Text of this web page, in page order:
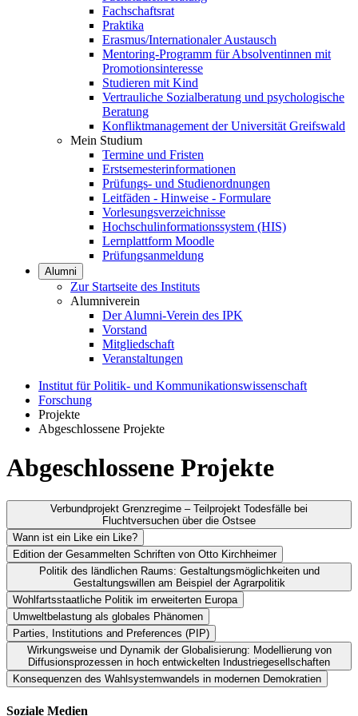
Fachschaftsrat
Praktika
Erasmus/Internationaler Austausch
Mentoring-Programm für Absolventinnen mit
Promotionsinteresse
Studieren mit Kind
Vertrauliche Sozialberatung und psychologische
Beratung
Konfliktmanagement der Universität Greifswald
Mein Studium
Termine und Fristen
Erstsemesterinformationen
Prüfungs- und Studienordnungen
Leitfäden - Hinweise - Formulare
Vorlesungsverzeichnisse
Hochschulinformationssystem (HIS)
Lernplattform Moodle
Prüfungsanmeldung
Alumni
Zur Startseite des Instituts
Alumniverein
Der Alumni-Verein des IPK
Vorstand
Mitgliedschaft
Veranstaltungen
Institut für Politik- und Kommunikationswissenschaft
Forschung
Projekte
Abgeschlossene Projekte
Abgeschlossene Projekte
Verbundprojekt Grenzregime – Teilprojekt Todesfälle bei
Fluchtversuchen über die Ostsee
Das Forschungsprojekt „Todesfälle bei Fluchtversuchen über die
Ostsee“ ist Teil des durch das Bundesministerium für Bildung und
Forschung gefördertenVerbundprojektes „Grenzregime“, das
zusammen mit derer Freien Universität Berlin und der Universität
Potsdam durchgeführt wird.
Das Teilprojekt an der Universität Greifswald führt Recherchen zu
den Opfern des DDR-Grenzregimes an der Ostsee durch. Über die
Zahl der bei Fluchtversuchen in der Ostsee ertrunkenen DDR-
Flüchtlinge liegen bislang nur unvollständige Angaben vor. Dieses
Forschungsprojekt soll diese Lücke schließen. Die Auswertung des
in Archiven aus Ost- und Westdeutschland, Dänemark und
Wann ist ein Like ein Like?
Wann ist ein Like ein Like?
Datengenerierende Prozesse in der
Online-Kommunikation
Gefördert durch die Deutsche Forschungsgemeinschaft. Laufzeit:
2019-2022.
Forschungsfrage: Welche unterschiedlichen Qualitäten,
Entstehungskontexte und Prozesse liegen den Beziehungsstrukturen
Edition der Gesammelten Schriften von Otto Kirchheimer
Edition der Gesammelten
Schriften von Otto
Kirchheimer
Projektzeitraum: 2015-2018
Politik des ländlichen Raums: Gestaltungsmöglichkeiten und
Gestaltungswillen am Beispiel der Agrarpolitik
Politik des ländlichen Raums:
Gestaltungsmöglichkeiten und
Gestaltungswillen am Beispiel
Wohlfartsstaatliche Politik im erweiterten Europa
Wohlfahrtsstaatliche Politik im
erweiterten Europa
Welfare state policy in an expanded
Umweltbelastung als globales Phänomen
Umweltbelastung als globales
Phänomen
Parties, Institutions and Preferences (PIP)
Parties, Institutions and
Preferences (PIP)
Wirkungsweise und Dynamik der Globalisierung: Modellierung von
Diffusionsprozessen in hoch entwickelten Industriegesellschaften
Wirkungsweise und Dynamik
Konsequenzen des Wahlsystemwandels in modernen Demokratien
Soziale Medien